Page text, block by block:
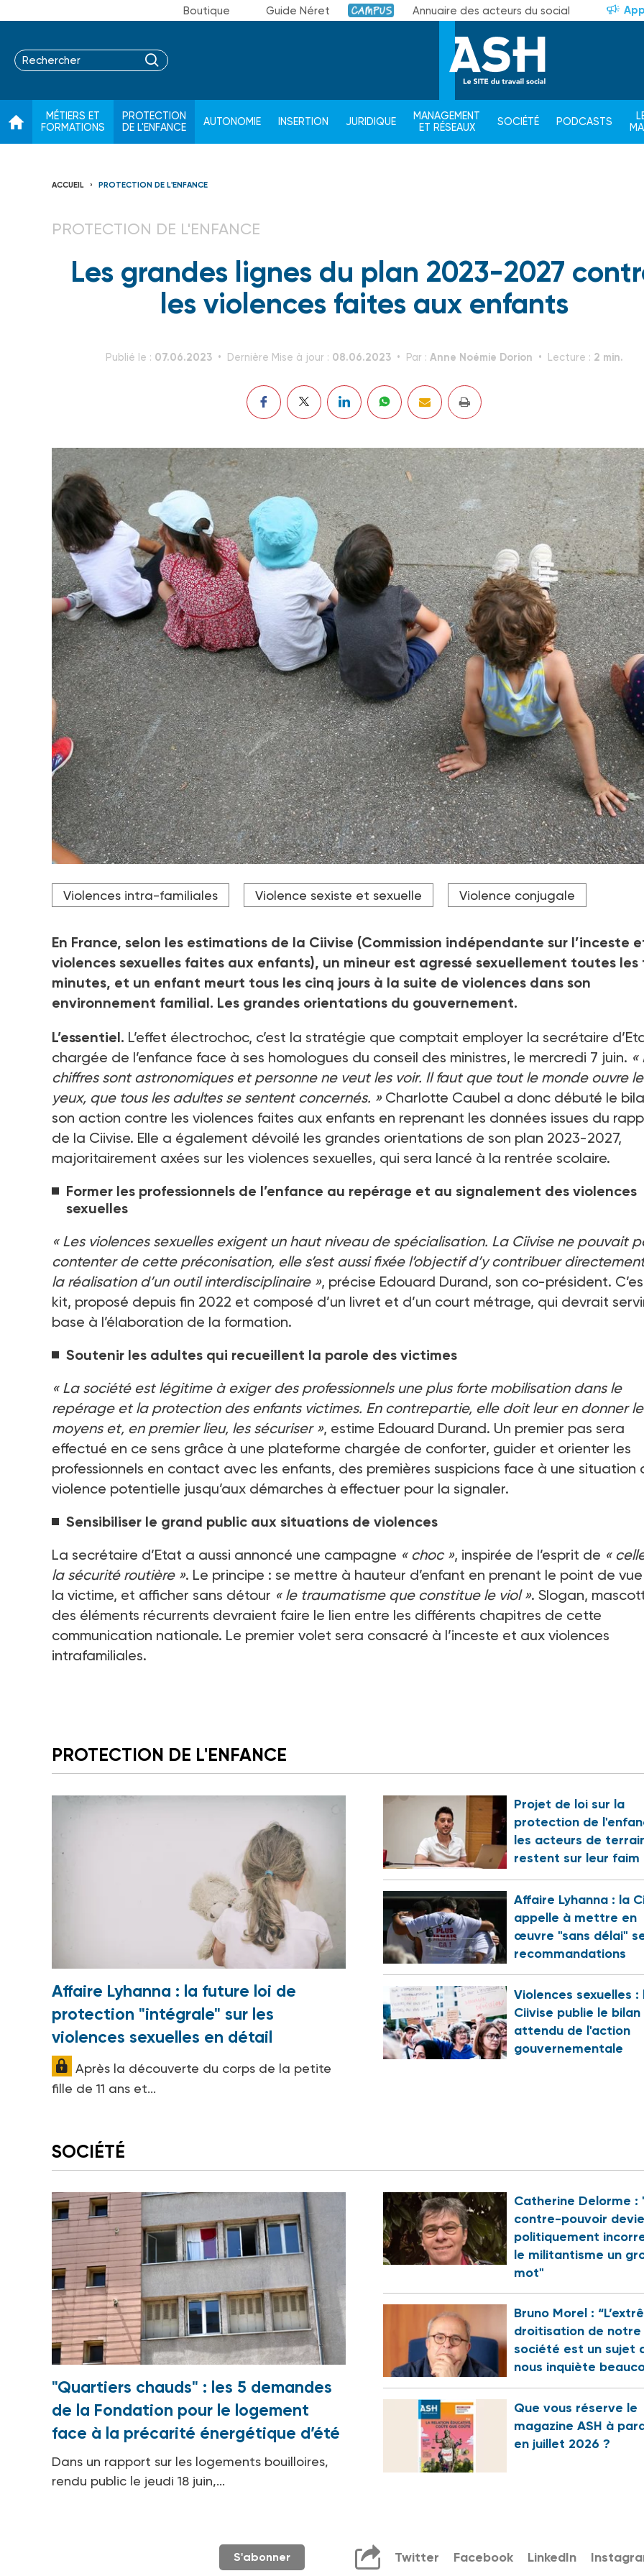
Boutique Guide Néret Campus Annuaire des acteurs du social
MÉTIERS ET
FORMATIONS
PROTECTION
DE L'ENFANCE
AUTONOMIE INSERTION JURIDIQUE
MANAGEMENT
ET RÉSEAUX
SOCIÉTÉ PODCASTS
ACCUEIL PROTECTION DE L'ENFANCE
PROTECTION DE L'ENFANCE
Les grandes lignes du plan 2023-2027
les violences faites aux enfants
Publié le : 07.06.2023 Dernière Mise à jour : 08.06.2023 Par : Anne Noémie Dorion Lecture : 2 min.
Violences intra-familiales Violence sexiste et sexuelle Violence conjugale
En France, selon les estimations de la Ciivise (Commission indépendante sur l’inceste
violences sexuelles faites aux enfants), un mineur est agressé sexuellement toutes les
minutes, et un enfant meurt tous les cinq jours à la suite de violences dans son
environnement familial. Les grandes orientations du gouvernement.
L’essentiel. L’effet électrochoc, c’est la stratégie que comptait employer la secrétaire
chargée de l’enfance face à ses homologues du conseil des ministres, le mercredi 7 juin. «
chiffres sont astronomiques et personne ne veut les voir. Il faut que tout le monde ouvre
yeux, que tous les adultes se sentent concernés. »Charlotte Caubel a donc débuté le
son action contre les violences faites aux enfants en reprenant les données issues du
de la Ciivise. Elle a également dévoilé les grandes orientations de son plan 2023-2027,
majoritairement axées sur les violences sexuelles, qui sera lancé à la rentrée scolaire.
Former les professionnels de l’enfance au repérage et au signalement des violences
sexuelles
« Les violences sexuelles exigent un haut niveau de spécialisation. La Ciivise ne pouvait
contenter de cette préconisation, elle s’est aussi fixée l’objectif d’y contribuer
la réalisation d’un outil interdisciplinaire », précise Edouard Durand, son co-président.
kit, proposé depuis fin 2022 et composé d’un livret et d’un court métrage, qui devrait
base à l’élaboration de la formation.
Soutenir les adultes qui recueillent la parole des victimes
« La société est légitime à exiger des professionnels une plus forte mobilisation dans le
repérage et la protection des enfants victimes. En contrepartie, elle doit leur en donner
moyens et, en premier lieu, les sécuriser », estime Edouard Durand. Un premier pas sera
effectué en ce sens grâce à une plateforme chargée de conforter, guider et orienter les
professionnels en contact avec les enfants, des premières suspicions face à une situation
violence potentielle jusqu’aux démarches à effectuer pour la signaler.
Sensibiliser le grand public aux situations de violences
La secrétaire d’Etat a aussi annoncé une campagne « choc », inspirée de l’esprit de «
la sécurité routière ». Le principe : se mettre à hauteur d’enfant en prenant le point de
la victime, et afficher sans détour « le traumatisme que constitue le viol ». Slogan,
des éléments récurrents devraient faire le lien entre les différents chapitres de cette
communication nationale. Le premier volet sera consacré à l’inceste et aux violences
intrafamiliales.
PROTECTION DE L'ENFANCE
Affaire Lyhanna : la future loi de
protection "intégrale" sur les
violences sexuelles en détail
Après la découverte du corps de la petite
fille de 11 ans et...
Projet de loi sur la
protection de
les acteurs de
restent sur leur faim
Affaire Lyhanna : la
appelle à mettre en
œuvre "sans délai"
recommandations
Violences sexuelles :
Ciivise publie le
attendu de l'action
gouvernementale
SOCIÉTÉ
"Quartiers chauds" : les 5 demandes
de la Fondation pour le logement
face à la précarité énergétique d’été
Dans un rapport sur les logements bouilloires,
rendu public le jeudi 18 juin,...
Catherine Delorme :
contre-pouvoir
politiquement
le militantisme un
mot"
Bruno Morel :
droitisation de notre
société est un sujet
nous inquiète
Que vous réserve le
magazine ASH à
en juillet 2026 ?
S'abonner Twitter Facebook LinkedIn